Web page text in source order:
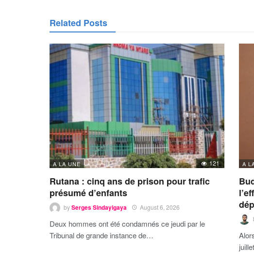
Related Posts
A LA UNE 121
Rutana : cinq ans de prison pour trafic
présumé d’enfants
bySerges Sindayigaya August 6, 2026
Deux hommes ont été condamnés ce jeudi par le
Tribunal de grande instance de…
A